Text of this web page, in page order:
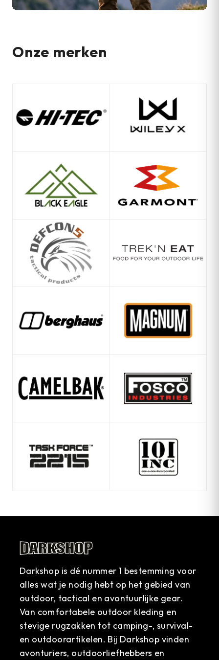
Onze merken
Darkshop is dé nummer 1 bestemming voor
alles wat je nodig hebt op het gebied van
outdoor, tactical en avontuurlijke gear.
Van comfortabele outdoor kleding en
stevige rugzakken tot camping-, survival-
en outdoorartikelen. Bij Darkshop vinden
avonturiers, outdoorliefhebbers en